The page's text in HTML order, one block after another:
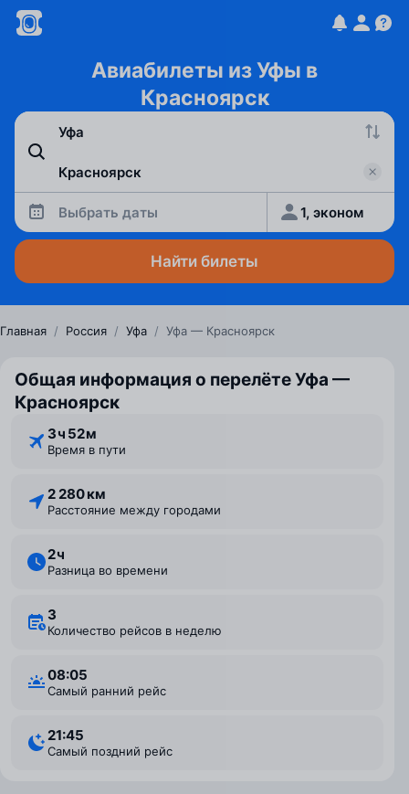
Авиабилеты из Уфы в
Красноярск
Выбрать даты 1, эконом
Найти билеты
Главная / Россия / Уфа / Уфа — Красноярск
Общая информация о перелёте Уфа —
Красноярск
3 ⁠ч 52 ⁠м
Время в пути
2 280 км
Расстояние между городами
2 ⁠ч
Разница во времени
3
Количество рейсов в неделю
08:05
Самый ранний рейс
21:45
Самый поздний рейс